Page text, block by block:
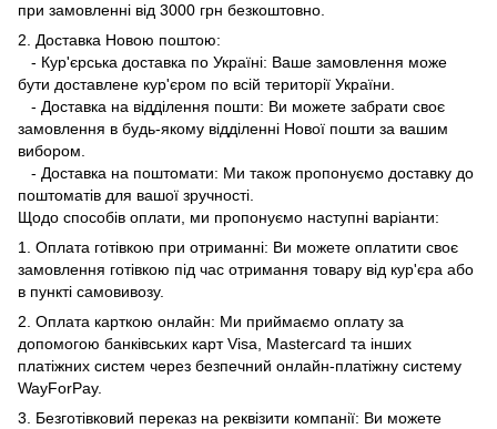
при замовленні від 3000 грн безкоштовно.
2. Доставка Новою поштою:
- Кур'єрська доставка по Україні: Ваше замовлення може
бути доставлене кур'єром по всій території України.
- Доставка на відділення пошти: Ви можете забрати своє
замовлення в будь-якому відділенні Нової пошти за вашим
вибором.
- Доставка на поштомати: Ми також пропонуємо доставку до
поштоматів для вашої зручності.
Щодо способів оплати, ми пропонуємо наступні варіанти:
1. Оплата готівкою при отриманні: Ви можете оплатити своє
замовлення готівкою під час отримання товару від кур'єра або
в пункті самовивозу.
2. Оплата карткою онлайн: Ми приймаємо оплату за
допомогою банківських карт Visa, Mastercard та інших
платіжних систем через безпечний онлайн-платіжну систему
WayForPay.
3. Безготівковий переказ на реквізити компанії: Ви можете